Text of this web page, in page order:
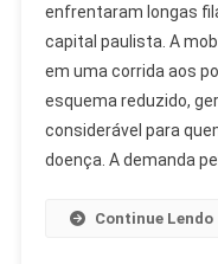
Por
De
enfrentaram longas
capital paulista. A
em uma corrida aos
esquema reduzido,
considerável para
doença. A demanda
Continue Lendo